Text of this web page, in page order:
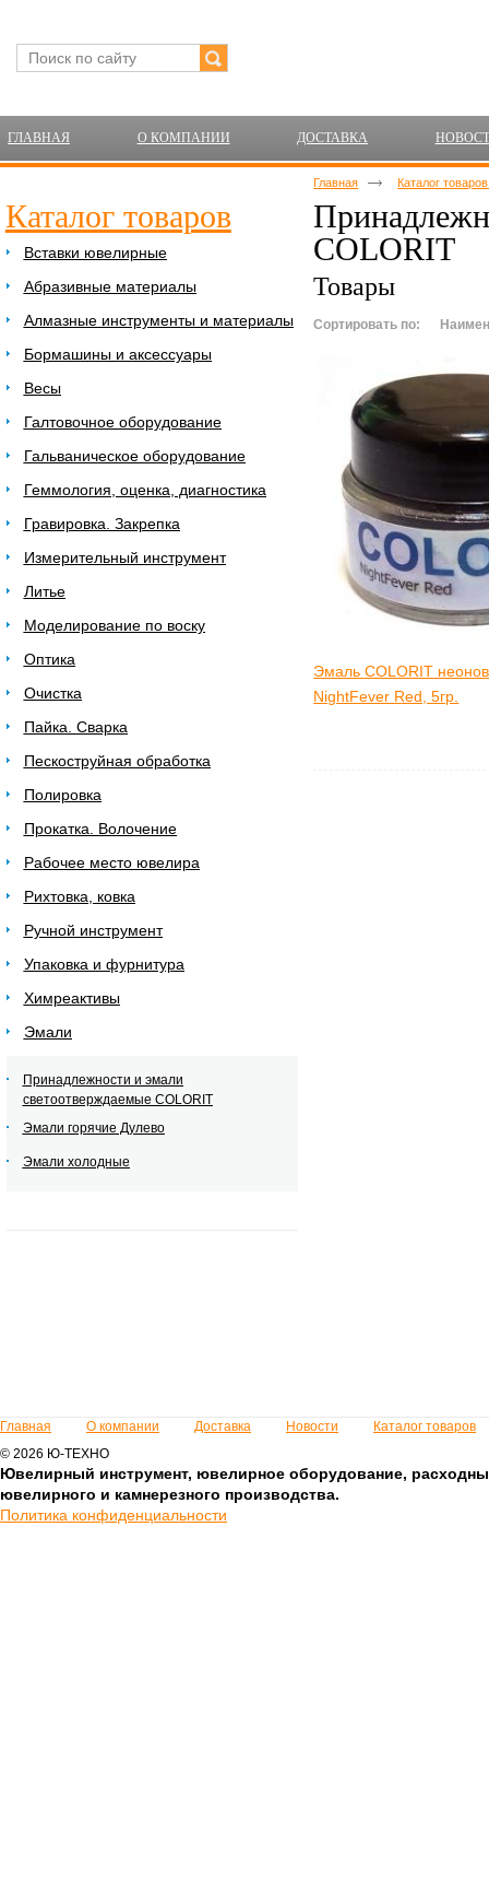
ГЛАВНАЯ О КОМПАНИИ ДОСТАВКА
Каталог товаров
Вставки ювелирные
Абразивные материалы
Алмазные инструменты и материалы
Бормашины и аксессуары
Весы
Галтовочное оборудование
Гальваническое оборудование
Геммология, оценка, диагностика
Гравировка. Закрепка
Измерительный инструмент
Литье
Моделирование по воску
Оптика
Очистка
Пайка. Сварка
Пескоструйная обработка
Полировка
Прокатка. Волочение
Рабочее место ювелира
Рихтовка, ковка
Ручной инструмент
Упаковка и фурнитура
Химреактивы
Эмали
Принадлежности и эмали
светоотверждаемые COLORIT
Эмали горячие Дулево
Эмали холодные
Главная Каталог
COLORIT
Товары
Сортировать по:
Эмаль COLORIT
NightFever Red, 5гр.
Главная О компании Доставка Новости
Каталог товаров
© 2026 Ю-ТЕХНО
Ювелирный инструмент, ювелирное оборудование,
ювелирного и камнерезного производства.
Политика конфиденциальности